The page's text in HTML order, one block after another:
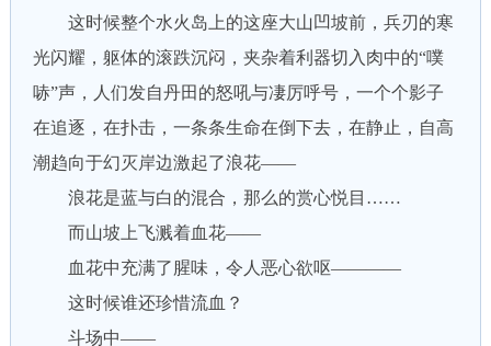
这时候整个水火岛上的这座大山凹坡前，兵刃的寒
光闪耀，躯体的滚跌沉闷，夹杂着利器切入肉中的“噗
哧”声，人们发自丹田的怒吼与凄厉呼号，一个个影子
在追逐，在扑击，一条条生命在倒下去，在静止，自高
潮趋向于幻灭岸边激起了浪花——
浪花是蓝与白的混合，那么的赏心悦目……
而山坡上飞溅着血花——
血花中充满了腥味，令人恶心欲呕————
这时候谁还珍惜流血？
斗场中——